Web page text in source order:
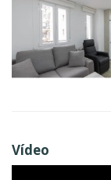
Vídeo